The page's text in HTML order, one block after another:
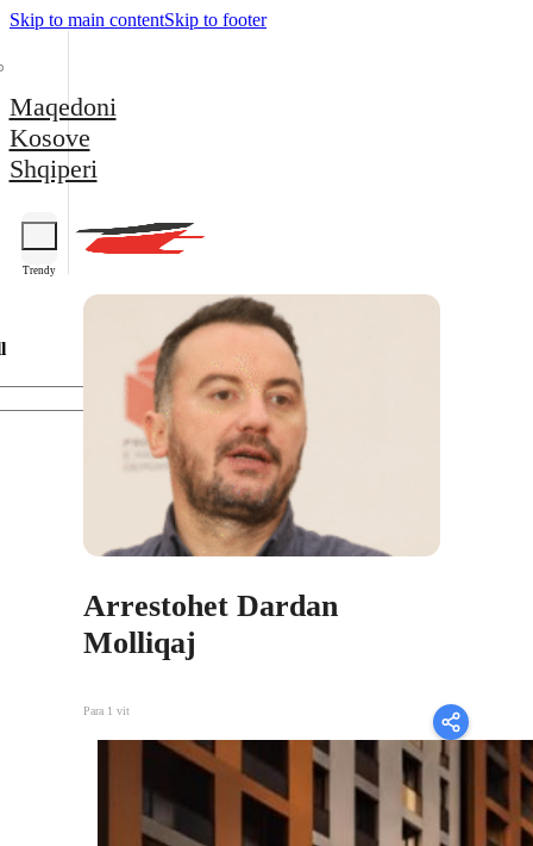
Skip to main contentSkip to footer
Maqedoni
Kosove
Shqiperi
Trendy
Arrestohet Dardan
Molliqaj
Para 1 vit